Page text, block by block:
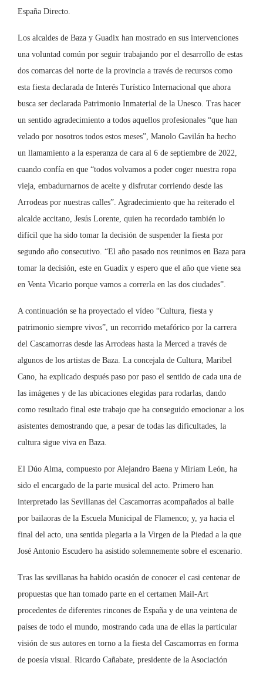
España Directo.
Los alcaldes de Baza y Guadix han mostrado en sus intervenciones
una voluntad común por seguir trabajando por el desarrollo de estas
dos comarcas del norte de la provincia a través de recursos como
esta fiesta declarada de Interés Turístico Internacional que ahora
busca ser declarada Patrimonio Inmaterial de la Unesco. Tras hacer
un sentido agradecimiento a todos aquellos profesionales “que han
velado por nosotros todos estos meses”, Manolo Gavilán ha hecho
un llamamiento a la esperanza de cara al 6 de septiembre de 2022,
cuando confía en que “todos volvamos a poder coger nuestra ropa
vieja, embadurnarnos de aceite y disfrutar corriendo desde las
Arrodeas por nuestras calles”. Agradecimiento que ha reiterado el
alcalde accitano, Jesús Lorente, quien ha recordado también lo
difícil que ha sido tomar la decisión de suspender la fiesta por
segundo año consecutivo. “El año pasado nos reunimos en Baza para
tomar la decisión, este en Guadix y espero que el año que viene sea
en Venta Vicario porque vamos a correrla en las dos ciudades”.
A continuación se ha proyectado el vídeo “Cultura, fiesta y
patrimonio siempre vivos”, un recorrido metafórico por la carrera
del Cascamorras desde las Arrodeas hasta la Merced a través de
algunos de los artistas de Baza. La concejala de Cultura, Maribel
Cano, ha explicado después paso por paso el sentido de cada una de
las imágenes y de las ubicaciones elegidas para rodarlas, dando
como resultado final este trabajo que ha conseguido emocionar a los
asistentes demostrando que, a pesar de todas las dificultades, la
cultura sigue viva en Baza.
El Dúo Alma, compuesto por Alejandro Baena y Miriam León, ha
sido el encargado de la parte musical del acto. Primero han
interpretado las Sevillanas del Cascamorras acompañados al baile
por bailaoras de la Escuela Municipal de Flamenco; y, ya hacia el
final del acto, una sentida plegaria a la Virgen de la Piedad a la que
José Antonio Escudero ha asistido solemnemente sobre el escenario.
Tras las sevillanas ha habido ocasión de conocer el casi centenar de
propuestas que han tomado parte en el certamen Mail-Art
procedentes de diferentes rincones de España y de una veintena de
países de todo el mundo, mostrando cada una de ellas la particular
visión de sus autores en torno a la fiesta del Cascamorras en forma
de poesía visual. Ricardo Cañabate, presidente de la Asociación